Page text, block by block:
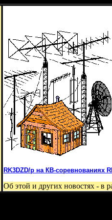
RK3DZD/p на КВ-соревнованиях
Об этой и других новостях - в